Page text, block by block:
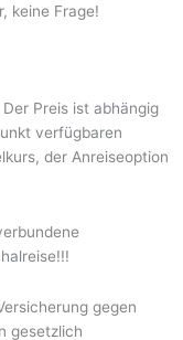
keine Frage!
Preis ist abhängig
verfügbaren
der Anreiseoption
gegen
gesetzlich